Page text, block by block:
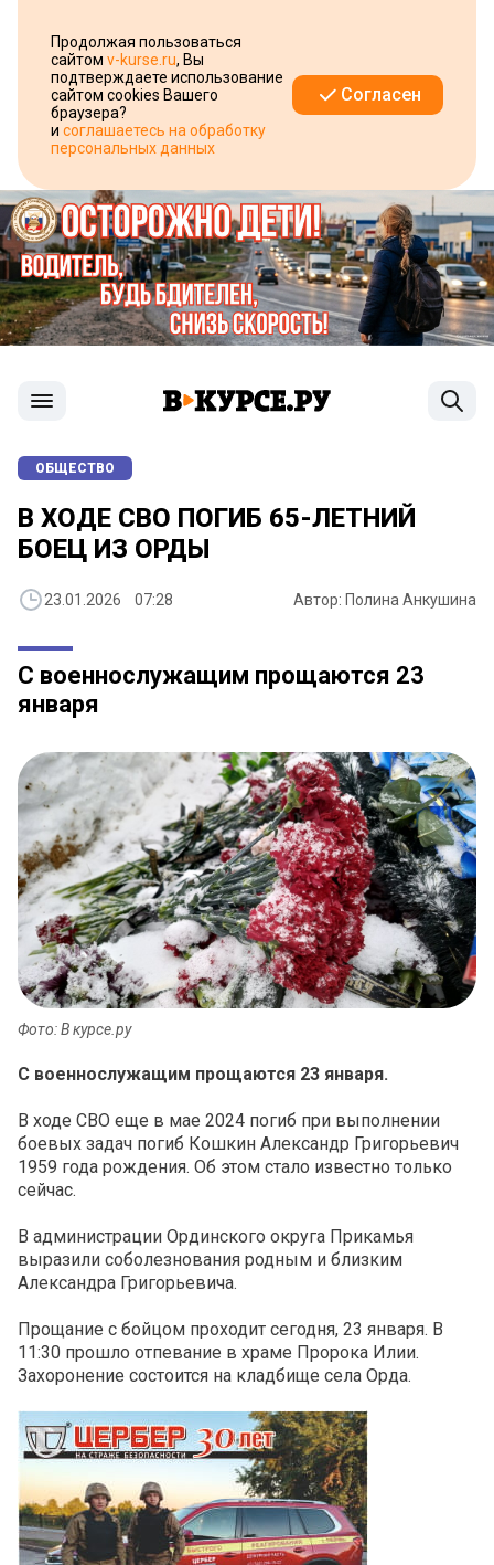
Продолжая пользоваться
сайтом v-kurse.ru, Вы
подтверждаете использование
сайтом cookies Вашего
браузера?
и соглашаетесь на обработку
персональных данных
Согласен
ОБЩЕСТВО
В ХОДЕ СВО ПОГИБ 65-ЛЕТНИЙ
БОЕЦ ИЗ ОРДЫ
23.01.2026 07:28 Автор: Полина Анкушина
С военнослужащим прощаются 23
января
Фото: В курсе.ру
С военнослужащим прощаются 23 января.
В ходе СВО еще в мае 2024 погиб при выполнении
боевых задач погиб Кошкин Александр Григорьевич
1959 года рождения. Об этом стало известно только
сейчас.
В администрации Ординского округа Прикамья
выразили соболезнования родным и близким
Александра Григорьевича.
Прощание с бойцом проходит сегодня, 23 января. В
11:30 прошло отпевание в храме Пророка Илии.
Захоронение состоится на кладбище села Орда.